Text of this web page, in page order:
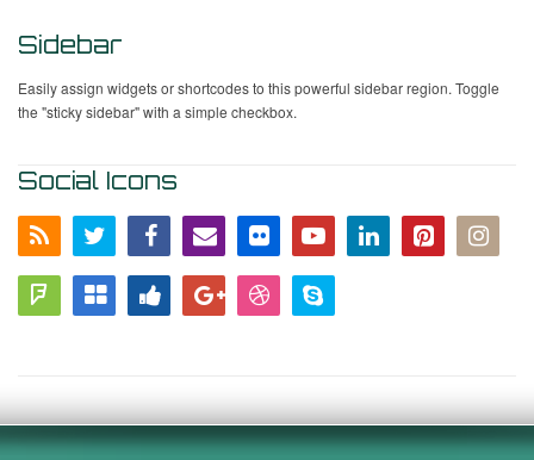
Sidebar
Easily assign widgets or shortcodes to this powerful sidebar region. Toggle
the "sticky sidebar" with a simple checkbox.
Social Icons